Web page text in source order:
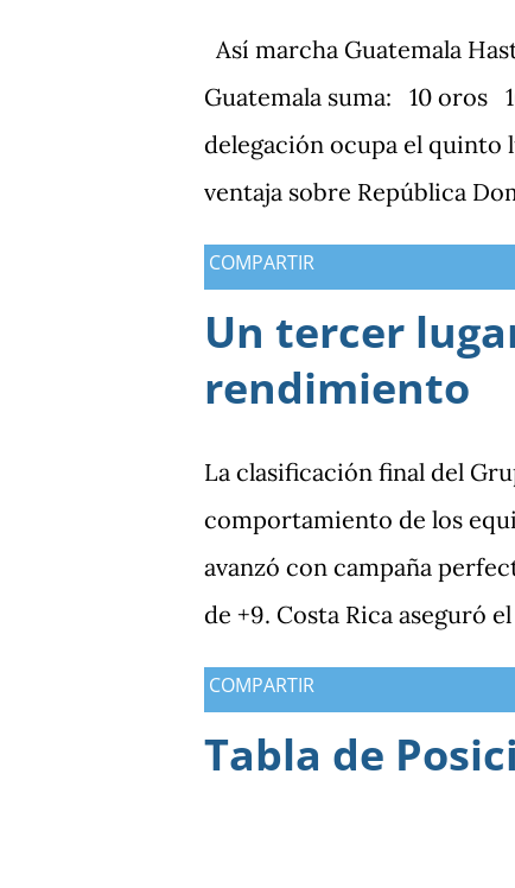
Así marcha Guatemala
Guatemala suma: 10 oros
delegación ocupa el quinto
ventaja sobre República
medallas de plata, aunque
oros (10).
COMPARTIR
Un tercer
rendimiento
La clasificación final del
comportamiento de los
avanzó con campaña
de +9. Costa Rica aseguró
Guatemala finalizó tercera
Antigua y Barbuda cerró
tercera y dependió de
COMPARTIR
Tabla de